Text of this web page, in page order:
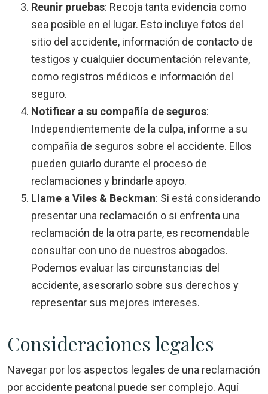
Reunir pruebas: Recoja tanta evidencia como
sea posible en el lugar. Esto incluye fotos del
sitio del accidente, información de contacto de
testigos y cualquier documentación relevante,
como registros médicos e información del
seguro.
Notificar a su compañía de seguros:
Independientemente de la culpa, informe a su
compañía de seguros sobre el accidente. Ellos
pueden guiarlo durante el proceso de
reclamaciones y brindarle apoyo.
Llame a Viles & Beckman: Si está considerando
presentar una reclamación o si enfrenta una
reclamación de la otra parte, es recomendable
consultar con uno de nuestros abogados.
Podemos evaluar las circunstancias del
accidente, asesorarlo sobre sus derechos y
representar sus mejores intereses.
Consideraciones legales
Navegar por los aspectos legales de una reclamación
por accidente peatonal puede ser complejo. Aquí